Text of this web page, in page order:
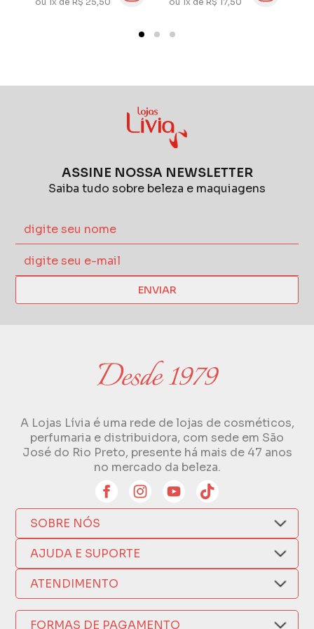
Óleos
ASSINE NOSSA NEWSLETTER
Saiba tudo sobre beleza e maquiagens
ENVIAR
A Lojas Lívia é uma rede de lojas de cosméticos,
perfumaria e distribuidora, com sede em São
José do Rio Preto, presente há mais de 47 anos
no mercado da beleza.
SOBRE NÓS
Quem Somos
Compra Segura
Como Comprar
Nossas Lojas
Política de Privacidade
AJUDA E SUPORTE
Nosso Aplicativo
Trocas e Devoluções
Formas de Pagamento
ATENDIMENTO
FORMAS DE PAGAMENTO